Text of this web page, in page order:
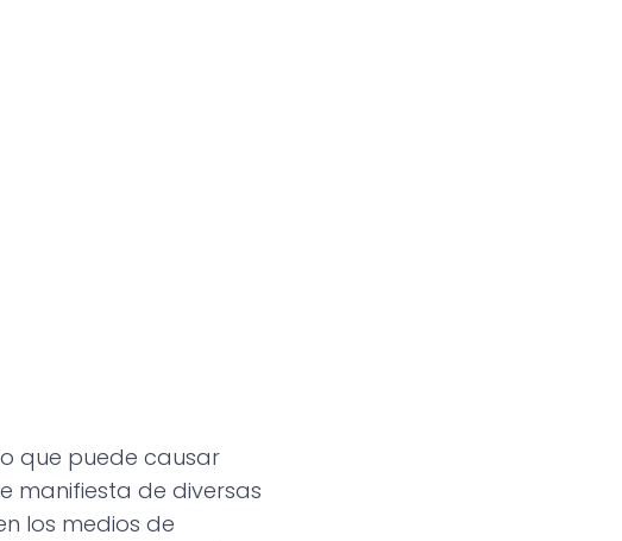
que puede causar
manifiesta de diversas
los medios de